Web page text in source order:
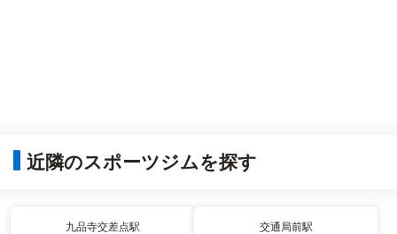
近隣のスポーツジムを探す
九品寺交差点駅 交通局前駅